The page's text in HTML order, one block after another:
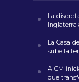
La
Inglaterra
La Casa
sube la
AICM
que